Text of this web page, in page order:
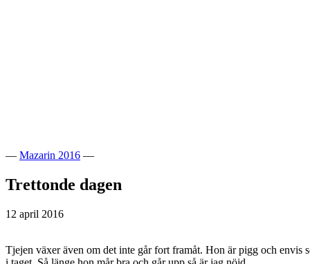
— Mazarin 2016 —
Trettonde dagen
12 april 2016
Tjejen växer även om det inte går fort framåt. Hon är pigg och envis